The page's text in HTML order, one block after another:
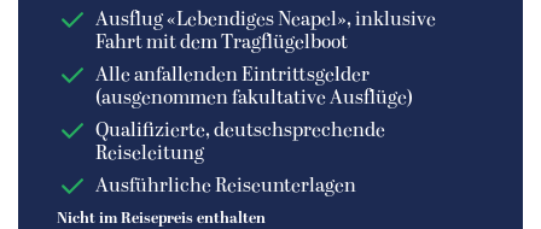
Ausflug «Lebendiges Neapel», inklusive
Fahrt mit dem Tragflügelboot
Alle anfallenden Eintrittsgelder
(ausgenommen fakultative Ausflüge)
Qualifizierte, deutschsprechende
Reiseleitung
Ausführliche Reiseunterlagen
Nicht im Reisepreis enthalten